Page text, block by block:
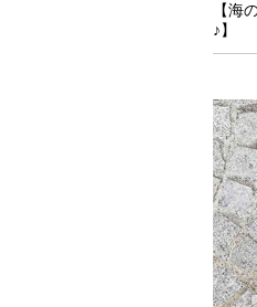
【海
♪】